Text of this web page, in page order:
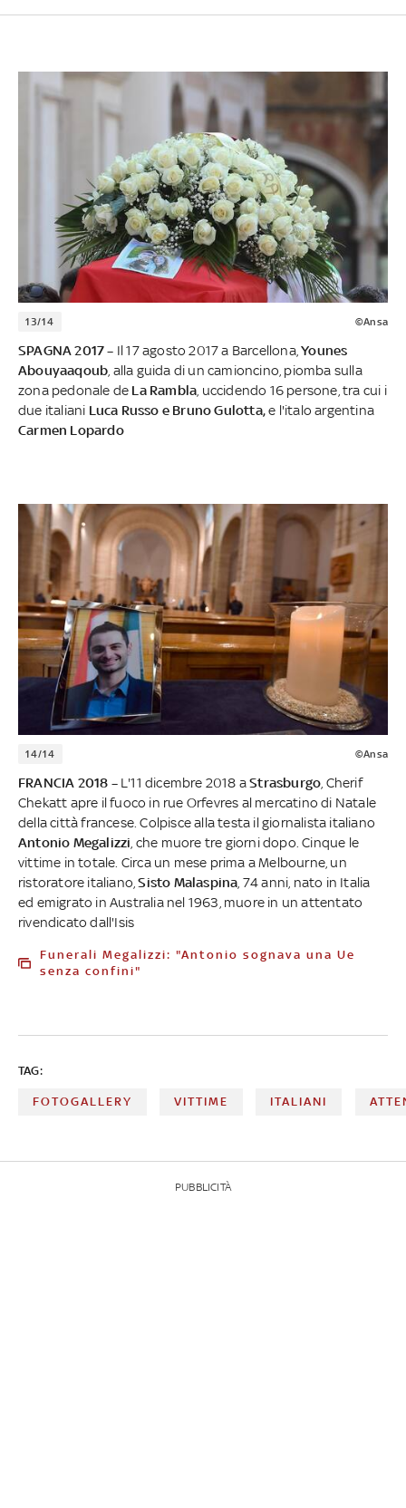
13/14 ©Ansa
SPAGNA 2017 – Il 17 agosto 2017 a Barcellona,Younes
Abouyaaqoub , alla guida di un camioncino, piomba sulla
zona pedonale de La Rambla , uccidendo 16 persone, tra cui i
due italiani Luca Russo e Bruno Gulotta,e l'italo argentina
Carmen Lopardo
14/14 ©Ansa
FRANCIA 2018 –L'11 dicembre 2018 aStrasburgo , Cherif
Chekatt apre il fuoco in rue Orfevres al mercatino di Natale
della città francese. Colpisce alla testa il giornalista italiano
Antonio Megalizzi , che muore tre giorni dopo. Cinque le
vittime in totale. Circa un mese prima a Melbourne, un
ristoratore italiano,Sisto Malaspina , 74 anni, nato in Italia
ed emigrato in Australia nel 1963, muore in un attentato
rivendicato dall'Isis
Funerali Megalizzi: "Antonio sognava una Ue
senza confini"
TAG:
FOTOGALLERY VITTIME ITALIANI
PUBBLICITÀ